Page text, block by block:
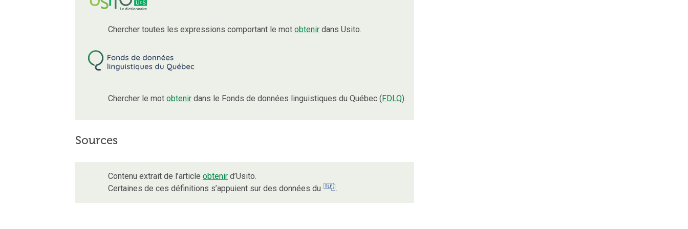
Chercher toutes les expressions comportant le mot obtenir dans Usito.
Chercher le mot obtenir dans le Fonds de données linguistiques du Québec (FDLQ).
Sources
Contenu extrait de l’article obtenir d’Usito.
Certaines de ces définitions s’appuient sur des données du
.